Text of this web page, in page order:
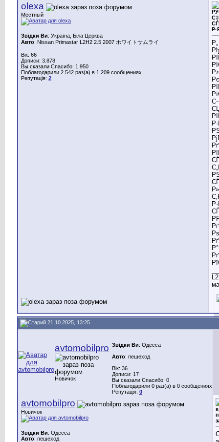
olexa
Местный
Звідки Ви: Україна, Біла Церква
Авто: Nissan Primastar L2H2 2.5 2007 ホワイトサムライ
Вік: 66
Дописи: 3.878
Вы сказали Спасибо: 1.950
Поблагодарили 2.542 раз(а) в 1.209 сообщениях
Репутація: 2
21.10.2025, 13:25
avtomobilpro
Новичок
Звідки Ви: Одесса
Авто: пешеход
Вік: 36
Дописи: 17
Вы сказали Спасибо: 0
Поблагодарили 0 раз(а) в 0 сообщениях
Репутація: 0
avtomobilpro
Новичок
Звідки Ви: Одесса
Авто: пешеход